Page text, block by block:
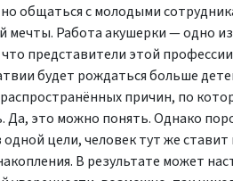
общаться с молодыми
мечты. Работа акушерки — одно
что представители этой
будет рождаться больше
причин, по
Да, это можно понять. Однако
одной цели, человек тут же
В результате может